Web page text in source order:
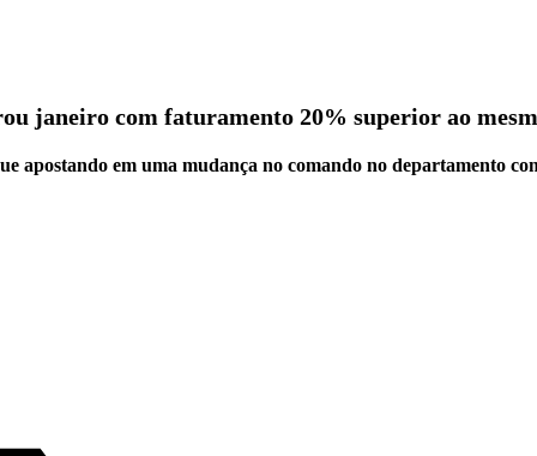
janeiro com faturamento 20% superior ao
apostando em uma mudança no comando no departamento